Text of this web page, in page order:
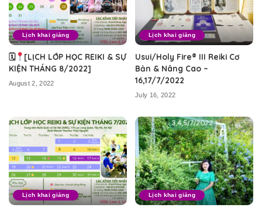
Lịch khai giảng
🗓
[LỊCH LỚP HỌC REIKI & SỰ
KIỆN THÁNG 8/2022]
August 2, 2022
Lịch khai giảng
Usui/Holy Fire® III Reiki Cơ
Bản & Nâng Cao –
16,17/7/2022
July 16, 2022
Lịch khai giảng Lịch khai giảng